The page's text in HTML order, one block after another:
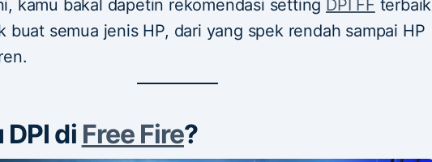
kamu bakal dapetin rekomendasi setting DPI FF terbaik
buat semua jenis HP, dari yang spek rendah sampai HP
DPI di Free Fire?